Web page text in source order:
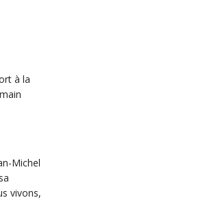
à la
Michel
vivons,